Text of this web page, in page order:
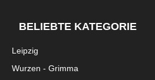
BELIEBTE KATEGORIE
Leipzig
Wurzen - Grimma